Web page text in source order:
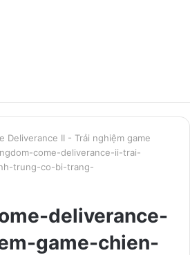
Deliverance II - Trải nghiệm game
come-deliverance-ii-trai-
trung-co-bi-trang-
deliverance-
game-chien-